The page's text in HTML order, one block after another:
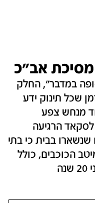
במדבר", החלק
שכל תינוק ידע
מנחש צפע
הרגיעה
שנשארו בבית כי בתי
הכוכבים, כולל